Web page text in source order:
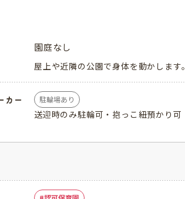
園庭なし
屋上や近隣の公園で身体を動かします。
カー
駐輪場あり
送迎時のみ駐輪可・抱っこ紐預かり可